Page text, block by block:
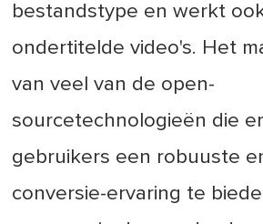
bestandstype en werkt
ondertitelde video's. Het
van veel van de open-
sourcetechnologieën die
gebruikers een robuuste
conversie-ervaring te